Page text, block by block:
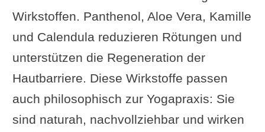
Wirkstoffen. Panthenol, Aloe Vera, Kamille
und Calendula reduzieren Rötungen und
unterstützen die Regeneration der
Hautbarriere. Diese Wirkstoffe passen
auch philosophisch zur Yogapraxis: Sie
sind naturah, nachvollziehbar und wirken